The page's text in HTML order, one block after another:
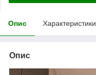
Опис Характеристики
Опис